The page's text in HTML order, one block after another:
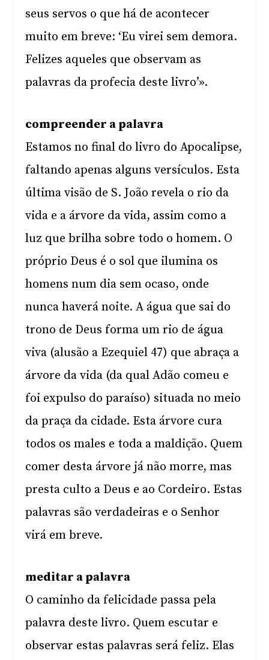
seus servos o que há de acontecer
muito em breve: ‘Eu virei sem demora.
Felizes aqueles que observam as
palavras da profecia deste livro’».
compreender a palavra
Estamos no final do livro do Apocalipse,
faltando apenas alguns versículos. Esta
última visão de S. João revela o rio da
vida e a árvore da vida, assim como a
luz que brilha sobre todo o homem. O
próprio Deus é o sol que ilumina os
homens num dia sem ocaso, onde
nunca haverá noite. A água que sai do
trono de Deus forma um rio de água
viva (alusão a Ezequiel 47) que abraça a
árvore da vida (da qual Adão comeu e
foi expulso do paraíso) situada no meio
da praça da cidade. Esta árvore cura
todos os males e toda a maldição. Quem
comer desta árvore já não morre, mas
presta culto a Deus e ao Cordeiro. Estas
palavras são verdadeiras e o Senhor
virá em breve.
meditar a palavra
O caminho da felicidade passa pela
palavra deste livro. Quem escutar e
observar estas palavras será feliz. Elas